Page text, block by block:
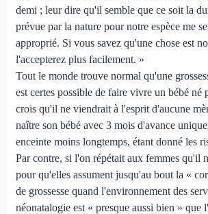
demi ; leur dire qu'il semble que ce soit la
prévue par la nature pour notre espèce me
approprié. Si vous savez qu'une chose est
l'accepterez plus facilement. »
Tout le monde trouve normal qu'une
est certes possible de faire vivre un bébé né
crois qu'il ne viendrait à l'esprit d'aucune
naître son bébé avec 3 mois d'avance
enceinte moins longtemps, étant donné les
Par contre, si l'on répétait aux femmes qu'il
pour qu'elles assument jusqu'au bout la «
de grossesse quand l'environnement des
néonatalogie est « presque aussi bien » que